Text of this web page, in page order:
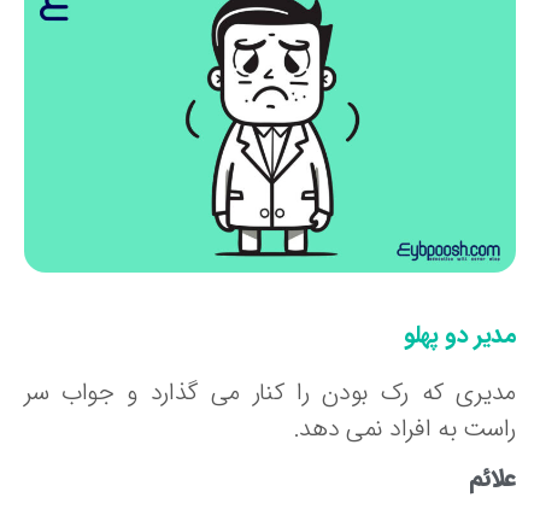
دو پهلو
که رک بودن را کنار می گذارد و جواب سر
به افراد نمی دهد.